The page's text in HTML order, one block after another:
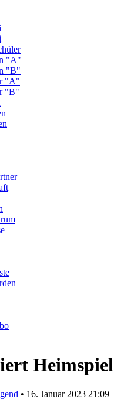
"A"
"B"
"A"
"B"
Heimspiel
• 16. Januar 2023 21:09